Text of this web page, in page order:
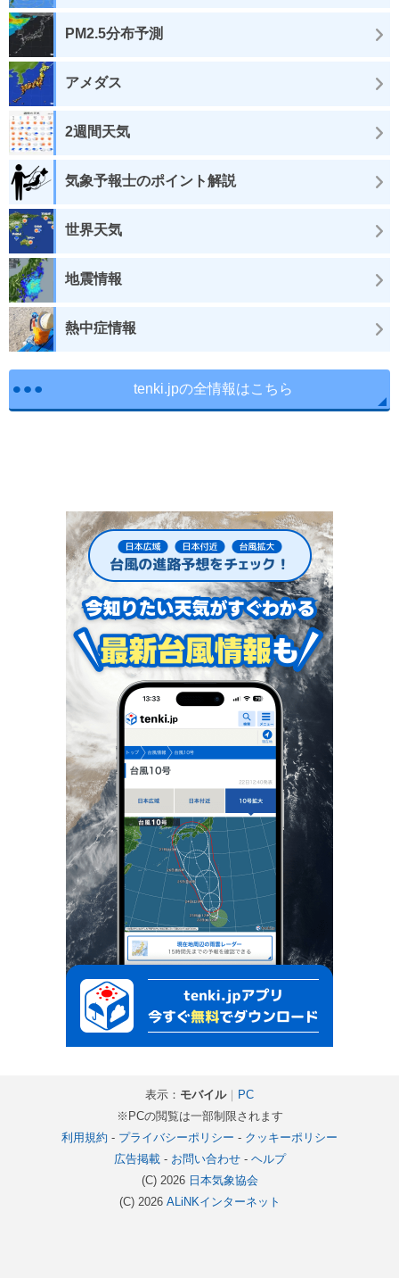
PM2.5分布予測
アメダス
2週間天気
気象予報士のポイント解説
世界天気
地震情報
熱中症情報
tenki.jpの全情報はこちら
表示： モバイル｜ PC
※PCの閲覧は一部制限されます
利用規約 - プライバシーポリシー - クッキーポリシー
広告掲載- お問い合わせ- ヘルプ
(C) 2026 日本気象協会
(C) 2026 ALiNKインターネット